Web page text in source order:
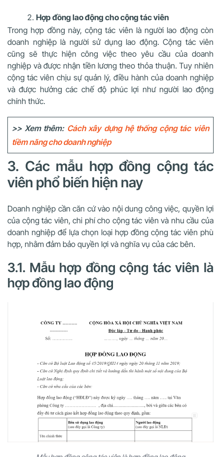
Hợp đồng lao động cho cộng tác viên
Trong hợp đồng này, cộng tác viên là người lao động còn
doanh nghiệp là người sử dụng lao động. Cộng tác viên
cũng sẽ thực hiện công việc theo yêu cầu của doanh
nghiệp và được nhận tiền lương theo thỏa thuận. Tuy nhiên
cộng tác viên chịu sự quản lý, điều hành của doanh nghiệp
và được hưởng các chế độ phúc lợi như người lao động
chính thức.
>> Xem thêm: Cách xây dựng hệ thống cộng tác viên
tiềm năng cho doanh nghiệp
3. Các mẫu hợp đồng cộng tác
viên phổ biến hiện nay
Doanh nghiệp cần căn cứ vào nội dung công việc, quyền lợi
của cộng tác viên, chi phí cho cộng tác viên và nhu cầu của
doanh nghiệp để lựa chọn loại hợp đồng cộng tác viên phù
hợp, nhằm đảm bảo quyền lợi và nghĩa vụ của các bên.
3.1. Mẫu hợp đồng cộng tác viên là
hợp đồng lao động